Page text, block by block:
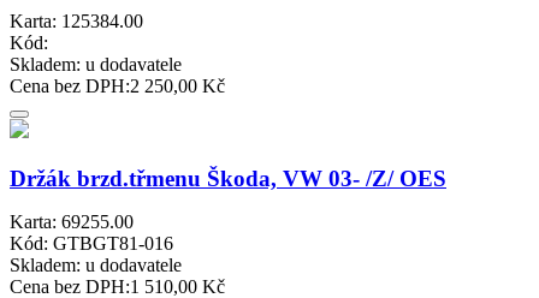
Karta: 125384.00
Kód:
Skladem: u dodavatele
Cena bez DPH:2 250,00 Kč
Držák brzd.třmenu Škoda, VW 03- /Z/ OES
Karta: 69255.00
Kód: GTBGT81-016
Skladem: u dodavatele
Cena bez DPH:1 510,00 Kč